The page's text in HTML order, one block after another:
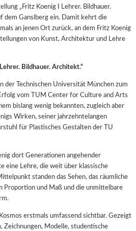
„Fritz Koenig Ι Lehrer. Bildhauer.
dem Ganslberg ein. Damit kehrt die
an jenen Ort zurück, an dem Fritz Koenig
von Kunst, Architektur und Lehre
Bildhauer. Architekt.“
der Technischen Universität München zum
vom TUM Center for Culture and Arts
bislang wenig bekannten, zugleich aber
Wirken, seiner jahrzehntelangen
für Plastisches Gestalten der TU
dort Generationen angehender
eine Lehre, die weit über klassische
standen das Sehen, das räumliche
Proportion und Maß und die unmittelbare
erstmals umfassend sichtbar. Gezeigt
Zeichnungen, Modelle, studentische